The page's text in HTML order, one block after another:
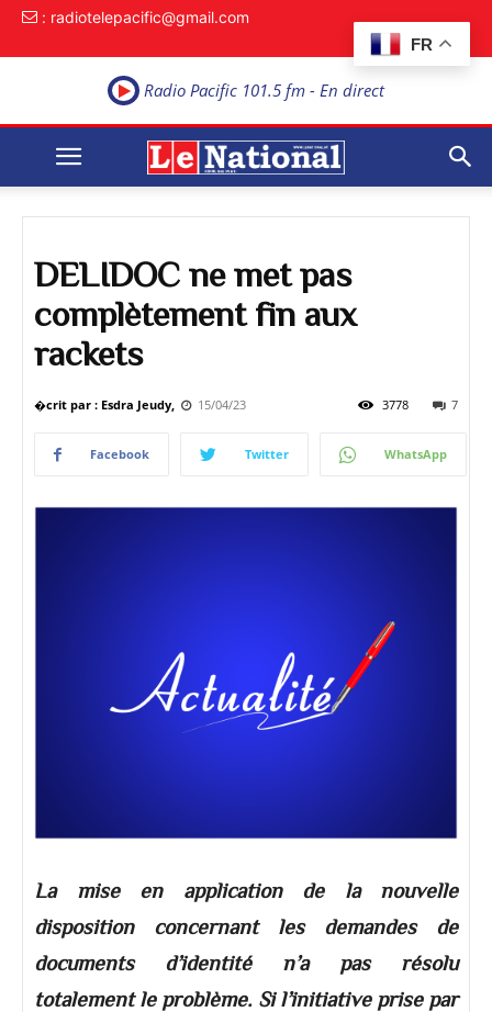
FR
: radiotelepacific@gmail.com
Radio Pacific 101.5 fm - En direct
DELIDOC ne met pas
complètement fin aux
rackets
�crit par : Esdra Jeudy, 15/04/23 7
3778
Facebook Twitter WhatsApp
La mise en application de la nouvelle
disposition concernant les demandes de
documents d’identité n’a pas résolu
totalement le problème. Si l’initiative prise par